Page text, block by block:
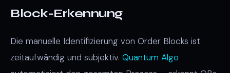
Block-Erkennung
Die manuelle Identifizierung von Order Blocks ist
zeitaufwändig und subjektiv. Quantum Algo